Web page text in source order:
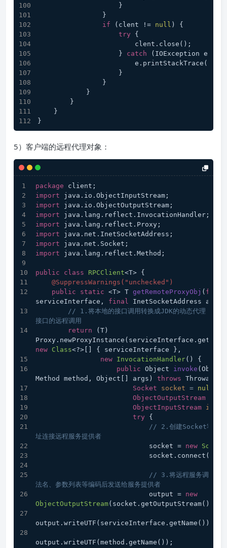
                    }
                }
if (clent != null ) {
try {
                        clent.close();
                    }
catch (IOException e) {
                        e.printStackTrace();
                    }
                }
            }
        }
    }
}
5）客户端的远程代理对象：
package client;
import java.io.ObjectInputStream;
import java.io.ObjectOutputStream;
import java.lang.reflect.InvocationHandler;
import java.lang.reflect.Proxy;
import java.net.InetSocketAddress;
import java.net.Socket;
import java.lang.reflect.Method;
public class RPCClient<T> {
@SuppressWarnings("unchecked")
public
static <T> T getRemoteProxyObj ( final
serviceInterface, final InetSocketAddress addr)
// 1.将本地的接口调用转换成JDK的动态代理，在动
接口的远程调用
return (T)
new Class<?>[] { serviceInterface },
new InvocationHandler() {
public Object invoke
Method method, Object[] args)
throws Throwable
Socket
socket = null
ObjectOutputStream
ObjectInputStream input
try {
// 2.创建Socket客户端
址连接远程服务提供者
                            socket =
new Socket
// 3.将远程服务调用所
法名、参数列表等编码后发送给服务提供者
                            output =
new
ObjectOutputStream(socket.getOutputStream());
output.writeUTF(serviceInterface.getName());
output.writeUTF(method.getName());